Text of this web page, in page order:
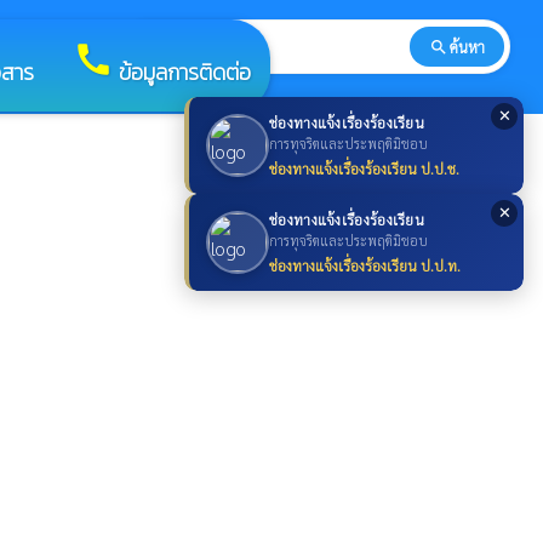
✕
ช่องทางแจ้งเรื่องร้องเรียน
การทุจริตและประพฤติมิชอบ
ช่องทางแจ้งเรื่องร้องเรียน ป.ป.ช.
✕
ช่องทางแจ้งเรื่องร้องเรียน
การทุจริตและประพฤติมิชอบ
ช่องทางแจ้งเรื่องร้องเรียน ป.ป.ท.
าร call ข้อมูลการติดต่อ
search ค้นหา